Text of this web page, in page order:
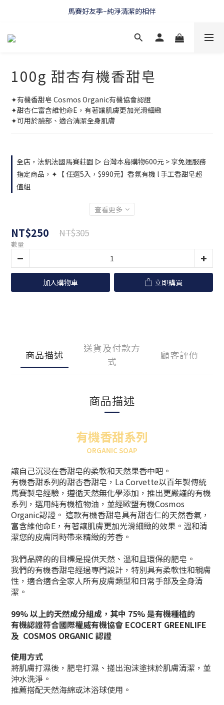
WELCOME 🇫🇷 LA CORVETTE
馬賽好友季~純淨清潔的相伴
WELCOME 🇫🇷 LA CORVETTE
100g 甜杏有機香甜皂
✦有機香甜皂 Cosmos Organic有機協會認證
✦甜杏仁富含維他命E，有著讓肌膚更加光滑細緻
✦可用於臉部、適合清潔全身肌膚
全店，法釩法國馬賽莊園 ▻ 台灣本島購物600元 > 享免運服務
指定商品，✦【 任選5入，$990元】香氛有機 l 手工香甜皂超
值組
查看更多
NT$250 NT$305
數量
加入購物車 立即購買
商品描述
送貨及付款方
式
顧客評價
商品描述
有機香甜系列
ORGANIC SOAP
讓自己沉浸在香甜皂的柔軟和天然果香中吧。
有機香甜系列的甜杏香甜皂 ，La Corvette以百年製傳統
馬賽製皂經驗，遵循天然無化學添加，推出更嚴謹的有機
系列，選用純有機植物油，並經歐盟有機Cosmos
Organic認證。 這款有機香甜皂具有甜杏仁的天然香氣，
富含維他命E，有著讓肌膚更加光滑細緻的效果。溫和清
潔您的皮膚同時帶來精緻的芳香。
我們品牌的的目標是提供天然、溫和且環保的肥皂。
我們的有機香甜皂經過專門設計，特別具有柔軟性和親膚
性，適合適合全家人所有皮膚類型和日常手部及全身清
潔。
99% 以上的天然成分組成，其中 75% 是有機種植的
有機認證符合國際權威有機協會 ECOCERT GREENLIFE
及 COSMOS ORGANIC 認證
使用方式
將肌膚打濕後，肥皂打濕、搓出泡沫塗抹於肌膚清潔，並
沖水洗淨。
推薦搭配天然海綿或沐浴球使用。